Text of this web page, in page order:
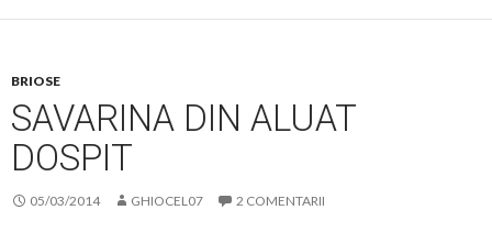
BRIOSE
SAVARINA DIN ALUAT
DOSPIT
05/03/2014 GHIOCEL07 2 COMENTARII